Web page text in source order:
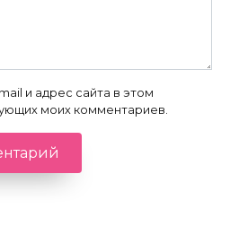
и адрес сайта в этом
моих комментариев.